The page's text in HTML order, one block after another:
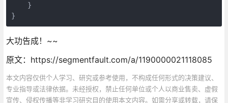
    }
}
大功告成！~~
原文：https://segmentfault.com/a/1190000021118085
本文内容仅供个人学习、研究或参考使用，不构成任何形式的决策建议、
专业指导或法律依据。未经授权，禁止任何单位或个人以商业售卖、虚假
宣传、侵权传播等非学习研究目的使用本文内容。如需分享或转载，请保